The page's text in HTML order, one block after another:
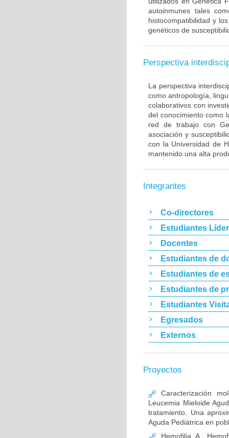
autoinmunes tales
histocompatibilidad y
genéticos de
Perspectiva
La perspectiva
como antropología,
colaborativos con
del conocimiento como
red de trabajo con
asociación y
con la Universidad de
mantenido una alta
Integrantes
Co-directores
Estudiantes
Docentes
Estudiantes de
Estudiantes de
Estudiantes de
Estudiantes
Egresados
Externos
Proyectos
Caracterización
Leucemia Mieloide
tratamiento. Una
Aguda Pediátrica en
Hemofilia A,